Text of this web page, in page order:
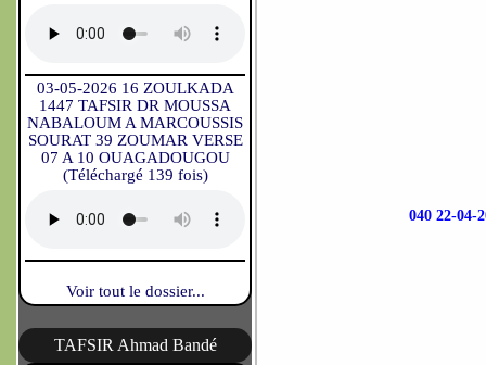
03-05-2026 16 ZOULKADA
1447 TAFSIR DR MOUSSA
NABALOUM A MARCOUSSIS
SOURAT 39 ZOUMAR VERSE
07 A 10 OUAGADOUGOU
(Téléchargé 139 fois)
Voir tout le dossier...
TAFSIR Ahmad Bandé
040 22-